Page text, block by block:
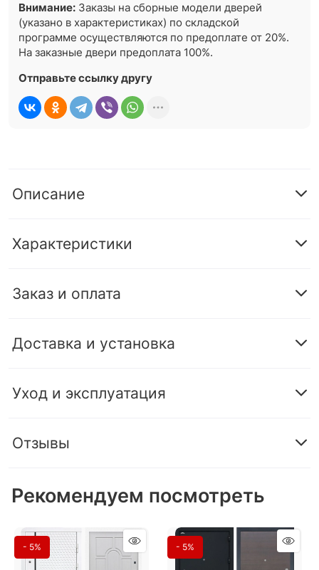
Внимание: Заказы на сборные модели дверей
(указано в характеристиках) по складской
программе осуществляются по предоплате от 20%.
На заказные двери предоплата 100%.
Отправьте ссылку другу
Описание
Характеристики
Заказ и оплата
Доставка и установка
Уход и эксплуатация
Отзывы
Рекомендуем посмотреть
- 5% - 5%